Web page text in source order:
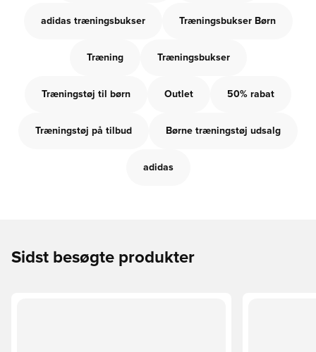
adidas træningsbukser Træningsbukser Børn
Træning Træningsbukser
Træningstøj til børn Outlet 50% rabat
Træningstøj på tilbud Børne træningstøj udsalg
adidas
Sidst besøgte produkter